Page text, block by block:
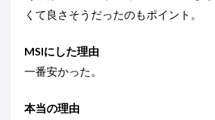
くて良さそうだったのもポイント。
MSIにした理由
一番安かった。
本当の理由